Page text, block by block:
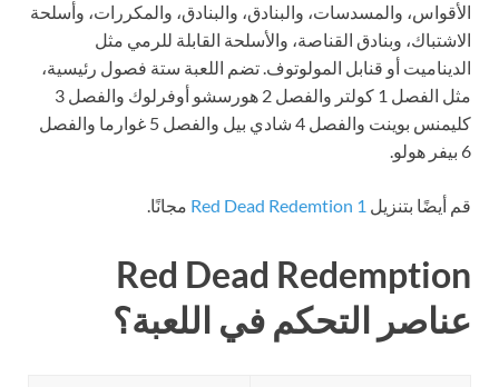
الأقواس، والمسدسات، والبنادق، والبنادق، والمكررات، وأسلحة
الاشتباك، وبنادق القناصة، والأسلحة القابلة للرمي مثل
الديناميت أو قنابل المولوتوف. تضم اللعبة ستة فصول رئيسية،
مثل الفصل 1 كولتر والفصل 2 هورسشو أوفرلوك والفصل 3
كليمنس بوينت والفصل 4 شادي بيل والفصل 5 غوارما والفصل
6 بيفر هولو.
قم أيضًا بتنزيل Red Dead Redemtion 1 مجانًا.
Red Dead Redemption
عناصر التحكم في اللعبة؟